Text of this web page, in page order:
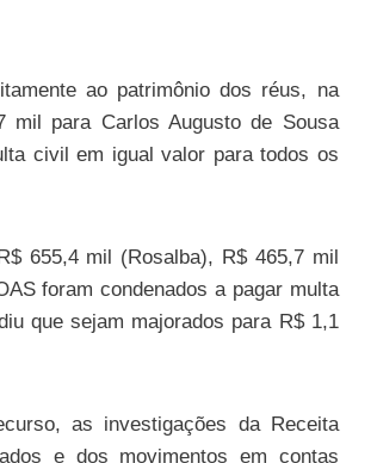
ao patrimônio dos réus, na
mil para Carlos Augusto de Sousa
civil em igual valor para todos os
655,4 mil (Rosalba), R$ 465,7 mil
foram condenados a pagar multa
que sejam majorados para R$ 1,1
as investigações da Receita
e dos movimentos em contas